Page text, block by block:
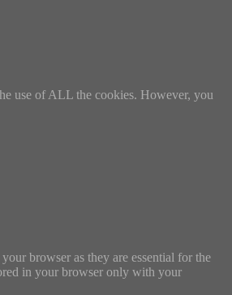
use of ALL the cookies. However, you
browser as they are essential for the
in your browser only with your